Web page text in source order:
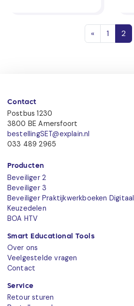
Posts navigation
« 1 2
Contact
Postbus 1230
3800 BE Amersfoort
bestellingSET@explain.nl
033 489 2965
Producten
Beveiliger 2
Beveiliger 3
Beveiliger Praktijkwerkboeken Digitaal
Keuzedelen
BOA HTV
Smart Educational Tools
Over ons
Veelgestelde vragen
Contact
Service
Retour sturen